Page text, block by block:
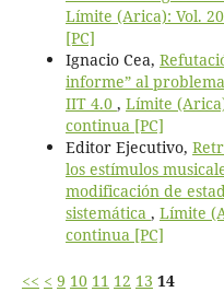
Límite (Arica): Vol.
[PC]
Ignacio Cea,
informe” al
IIT 4.0 , Límite
continua [PC]
Editor Ejecutivo,
los estímulos
modificación de
sistemática , Límite
continua [PC]
<< < 9 10 11 12 13 14